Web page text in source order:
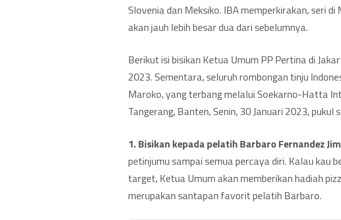
Slovenia dan Meksiko. IBA memperkirakan, seri
akan jauh lebih besar dua dari sebelumnya.
Berikut isi bisikan Ketua Umum PP Pertina di
2023. Sementara, seluruh rombongan tinju
Maroko, yang terbang melalui Soekarno-Hatta
Tangerang, Banten, Senin, 30 Januari 2023, pukul
1. Bisikan kepada pelatih Barbaro Fernandez
petinjumu sampai semua percaya diri. Kalau kau
target, Ketua Umum akan memberikan hadiah
merupakan santapan favorit pelatih Barbaro.